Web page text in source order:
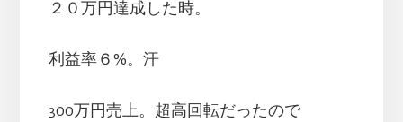
２０万円達成した時。
利益率６%。汗
300万円売上。超高回転だったので